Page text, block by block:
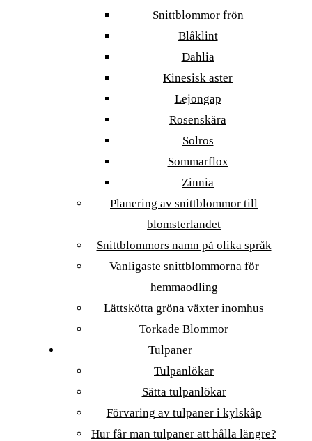
Snittblommor frön
Blåklint
Dahlia
Kinesisk aster
Lejongap
Rosenskära
Solros
Sommarflox
Zinnia
Planering av snittblommor till
blomsterlandet
Snittblommors namn på olika språk
Vanligaste snittblommorna för
hemmaodling
Lättskötta gröna växter inomhus
Torkade Blommor
Tulpaner
Tulpanlökar
Sätta tulpanlökar
Förvaring av tulpaner i kylskåp
Hur får man tulpaner att hålla längre?